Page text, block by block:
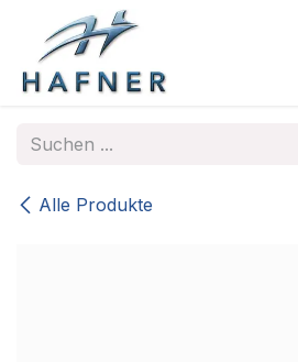
Zum Inhalt springen
Alle Produkte